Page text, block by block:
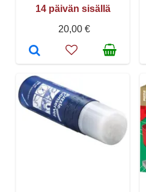
14 päivän sisällä
20,00 €